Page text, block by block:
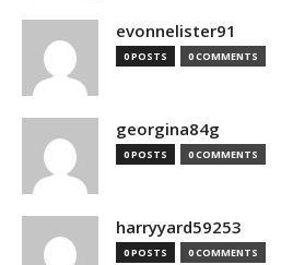
evonnelister91
0 POSTS 0 COMMENTS
georgina84g
0 POSTS 0 COMMENTS
harryyard59253
0 POSTS 0 COMMENTS